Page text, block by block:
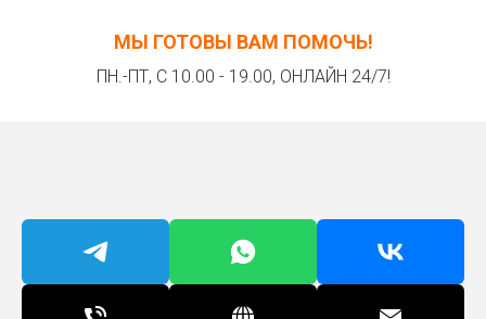
МЫ ГОТОВЫ ВАМ ПОМОЧЬ!
ПН.-ПТ, С 10.00 - 19.00, ОНЛАЙН 24/7!